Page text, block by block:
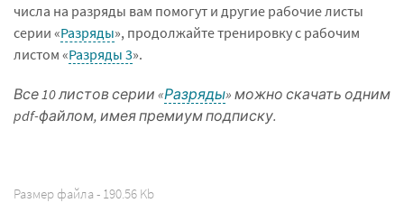
числа на разряды вам помогут и другие рабочие листы
серии «Разряды», продолжайте тренировку с рабочим
листом «Разряды 3».
Все 10 листов серии «Разряды» можно скачать одним
pdf-файлом, имея премиум подписку.
Размер файла - 190.56 Kb